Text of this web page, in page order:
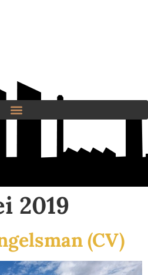
2019
(CV)